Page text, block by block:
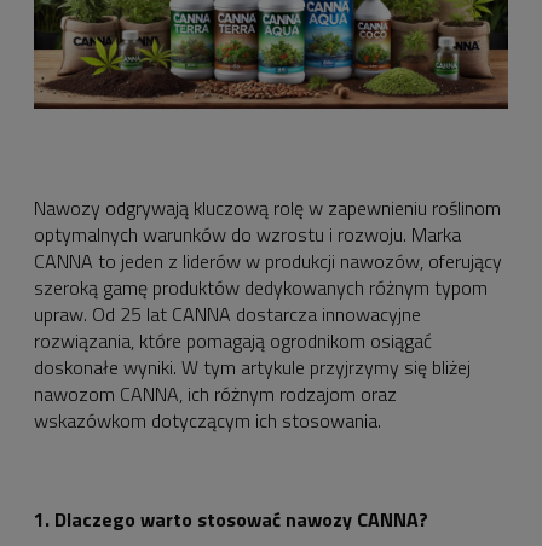
Nawozy odgrywają kluczową rolę w zapewnieniu roślinom
optymalnych warunków do wzrostu i rozwoju. Marka
CANNA to jeden z liderów w produkcji nawozów, oferujący
szeroką gamę produktów dedykowanych różnym typom
upraw. Od 25 lat CANNA dostarcza innowacyjne
rozwiązania, które pomagają ogrodnikom osiągać
doskonałe wyniki. W tym artykule przyjrzymy się bliżej
nawozom CANNA, ich różnym rodzajom oraz
wskazówkom dotyczącym ich stosowania.
1. Dlaczego warto stosować nawozy CANNA?